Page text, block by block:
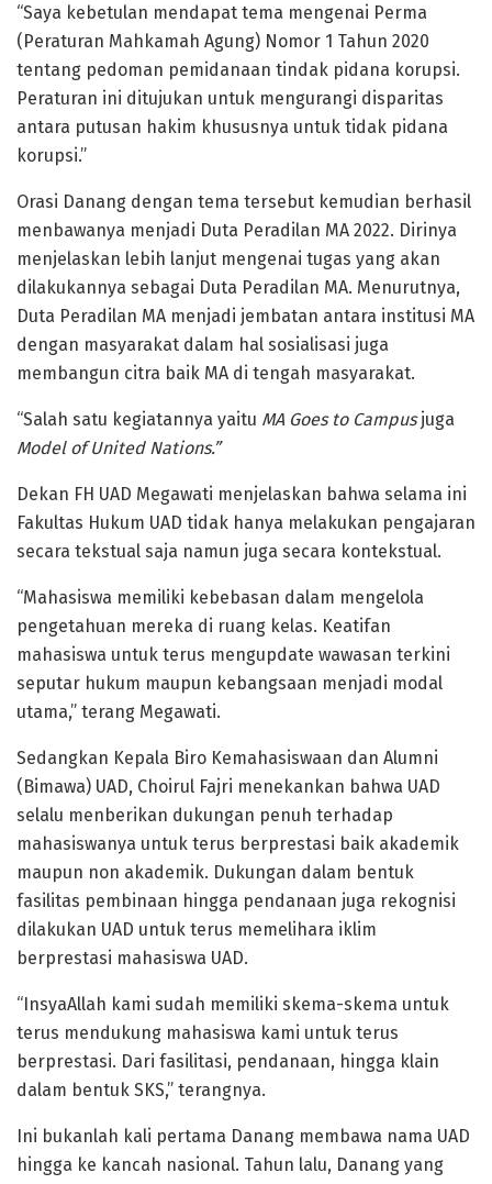
“Saya kebetulan mendapat tema mengenai Perma
(Peraturan Mahkamah Agung) Nomor 1 Tahun 2020
tentang pedoman pemidanaan tindak pidana korupsi.
Peraturan ini ditujukan untuk mengurangi disparitas
antara putusan hakim khususnya untuk tidak pidana
korupsi.”
Orasi Danang dengan tema tersebut kemudian berhasil
menbawanya menjadi Duta Peradilan MA 2022. Dirinya
menjelaskan lebih lanjut mengenai tugas yang akan
dilakukannya sebagai Duta Peradilan MA. Menurutnya,
Duta Peradilan MA menjadi jembatan antara institusi MA
dengan masyarakat dalam hal sosialisasi juga
membangun citra baik MA di tengah masyarakat.
“Salah satu kegiatannya yaitu MA Goes to Campusjuga
Model of United Nations.”
Dekan FH UAD Megawati menjelaskan bahwa selama ini
Fakultas Hukum UAD tidak hanya melakukan pengajaran
secara tekstual saja namun juga secara kontekstual.
“Mahasiswa memiliki kebebasan dalam mengelola
pengetahuan mereka di ruang kelas. Keatifan
mahasiswa untuk terus mengupdate wawasan terkini
seputar hukum maupun kebangsaan menjadi modal
utama,” terang Megawati.
Sedangkan Kepala Biro Kemahasiswaan dan Alumni
(Bimawa) UAD, Choirul Fajri menekankan bahwa UAD
selalu menberikan dukungan penuh terhadap
mahasiswanya untuk terus berprestasi baik akademik
maupun non akademik. Dukungan dalam bentuk
fasilitas pembinaan hingga pendanaan juga rekognisi
dilakukan UAD untuk terus memelihara iklim
berprestasi mahasiswa UAD.
“InsyaAllah kami sudah memiliki skema-skema untuk
terus mendukung mahasiswa kami untuk terus
berprestasi. Dari fasilitasi, pendanaan, hingga klain
dalam bentuk SKS,” terangnya.
Ini bukanlah kali pertama Danang membawa nama UAD
hingga ke kancah nasional. Tahun lalu, Danang yang